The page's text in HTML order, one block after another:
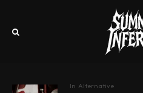
In Alternative